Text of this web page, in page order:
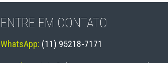
ENTRE EM CONTATO
WhatsApp: (11) 95218-7171